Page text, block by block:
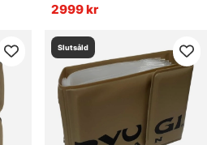
2999 kr
Slutsåld